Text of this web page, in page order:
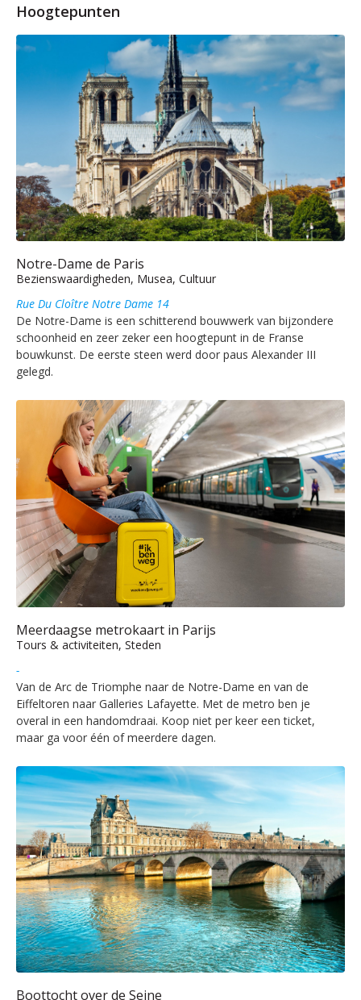
Hoogtepunten
Notre-Dame de Paris
Bezienswaardigheden, Musea, Cultuur
Rue Du Cloître Notre Dame 14
De Notre-Dame is een schitterend bouwwerk van bijzondere
schoonheid en zeer zeker een hoogtepunt in de Franse
bouwkunst. De eerste steen werd door paus Alexander III
gelegd.
Meerdaagse metrokaart in Parijs
Tours & activiteiten, Steden
-
Van de Arc de Triomphe naar de Notre-Dame en van de
Eiffeltoren naar Galleries Lafayette. Met de metro ben je
overal in een handomdraai. Koop niet per keer een ticket,
maar ga voor één of meerdere dagen.
Boottocht over de Seine